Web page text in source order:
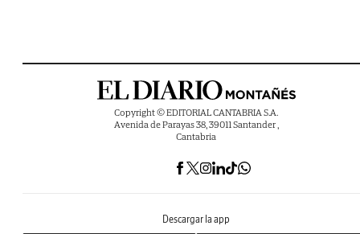
Copyright © EDITORIAL CANTABRIA S.A.
Avenida de Parayas 38, 39011 Santander ,
Cantabria
Descargar la app